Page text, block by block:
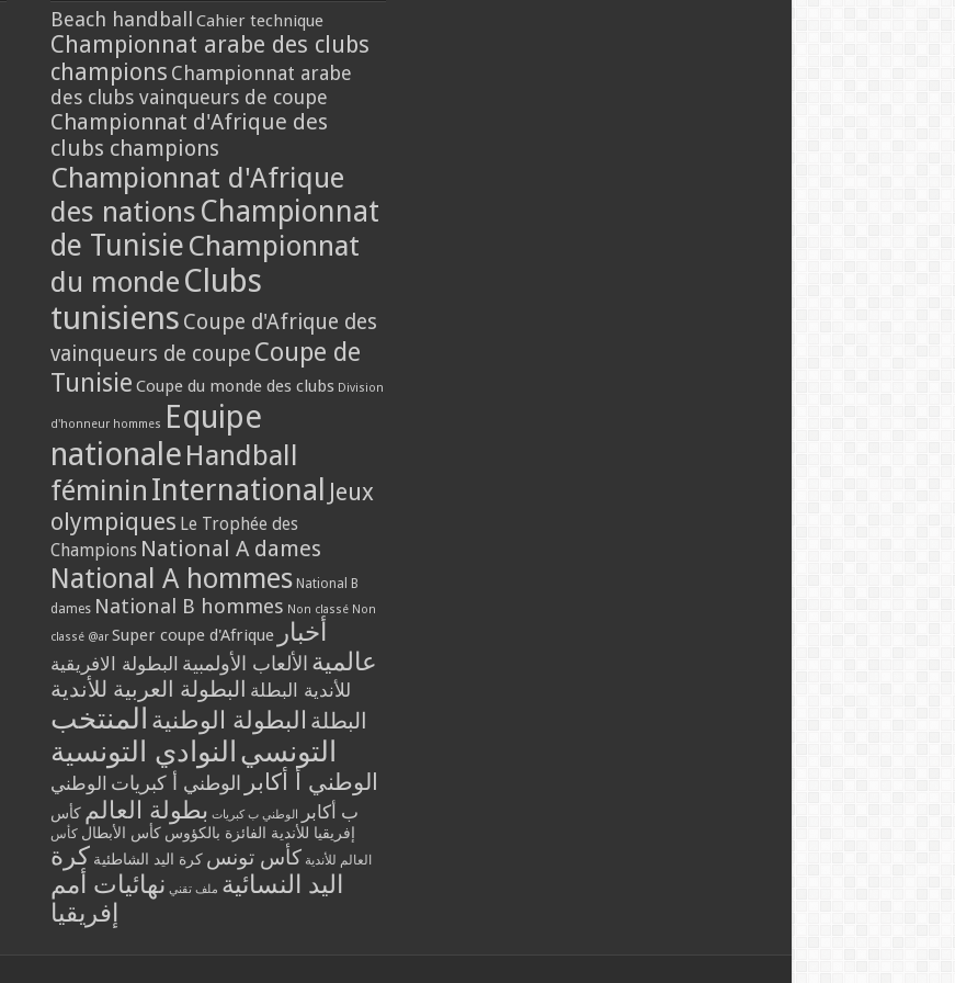
Beach handball Cahier technique
Championnat arabe des clubs
champions Championnat arabe
des clubs vainqueurs de coupe
Championnat d'Afrique des
clubs champions
Championnat d'Afrique
des nations Championnat
de Tunisie Championnat
du monde Clubs
tunisiens Coupe d'Afrique des
vainqueurs de coupe Coupe de
Tunisie Coupe du monde des clubs Division
d'honneur hommes Equipe
nationale Handball
féminin International Jeux
olympiques Le Trophée des
Champions National A dames
National A hommes National B
dames National B hommes Non classé Non
classé @ar Super coupe d'Afrique أخبار
عالمية الألعاب الأولمبية البطولة الافريقية
للأندية البطلة البطولة العربية للأندية
البطلة البطولة الوطنية المنتخب
التونسي النوادي التونسية
الوطني أ أكابر الوطني أ كبريات الوطني
ب أكابر
الوطني ب كبريات بطولة العالم كأس
إفريقيا للأندية الفائزة بالكؤوس كأس الأبطال كأس
العالم للأندية كأس تونس كرة اليد الشاطئية كرة
اليد النسائية ملف تقني نهائيات أمم
إفريقيا